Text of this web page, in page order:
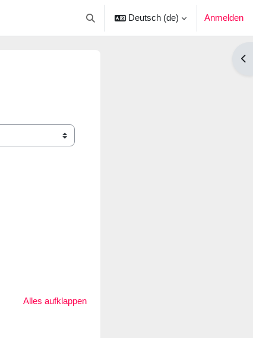
Sucheingabe umschalten
Deutsch ‎(de)‎ Anmelden
Alles aufklappen